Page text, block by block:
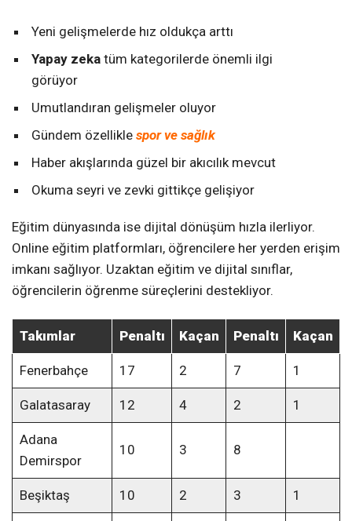
Yeni gelişmelerde hız oldukça arttı
Yapay zeka tüm kategorilerde önemli ilgi
görüyor
Umutlandıran gelişmeler oluyor
Gündem özellikle spor ve sağlık
Haber akışlarında güzel bir akıcılık mevcut
Okuma seyri ve zevki gittikçe gelişiyor
Eğitim dünyasında ise dijital dönüşüm hızla ilerliyor.
Online eğitim platformları, öğrencilere her yerden erişim
imkanı sağlıyor. Uzaktan eğitim ve dijital sınıflar,
öğrencilerin öğrenme süreçlerini destekliyor.
Takımlar Penaltı Kaçan Penaltı Kaçan
Fenerbahçe 17 2 7 1
Galatasaray 12 4 2 1
Adana
Demirspor
10 3 8
Beşiktaş 10 2 3 1